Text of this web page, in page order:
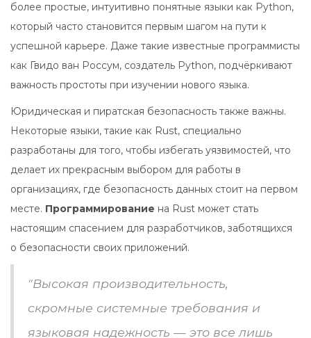
более простые, интуитивно понятные языки как Python,
который часто становится первым шагом на пути к
успешной карьере. Даже такие известные программисты
как Гвидо ван Россум, создатель Python, подчёркивают
важность простоты при изучении нового языка.
Юридическая и пиратская безопасность также важны.
Некоторые языки, такие как Rust, специально
разработаны для того, чтобы избегать уязвимостей, что
делает их прекрасным выбором для работы в
организациях, где безопасность данных стоит на первом
месте. Программирование на Rust может стать
настоящим спасением для разработчиков, заботящихся
о безопасности своих приложений.
"Высокая производительность,
скромные системные требования и
языковая надежность — это все лишь